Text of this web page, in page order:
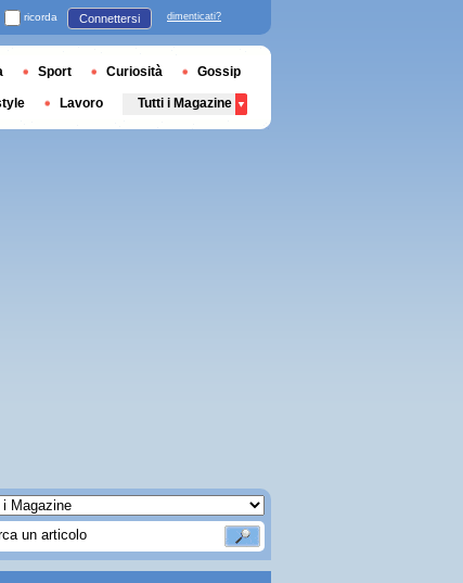
ricorda Connettersi dimenticati?
Sport Curiosità Gossip
Lavoro Tutti i Magazine